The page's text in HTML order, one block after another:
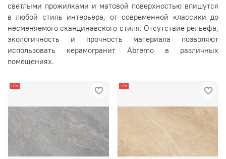
светлыми прожилками и матовой поверхностью впишутся
в любой стиль интерьера, от современной классики до
несменяемого скандинавского стиля. Отсутствие рельефа,
экологичность и прочность материала позволяют
использовать керамогранит Abremo в различных
помещениях.
-7% -7%